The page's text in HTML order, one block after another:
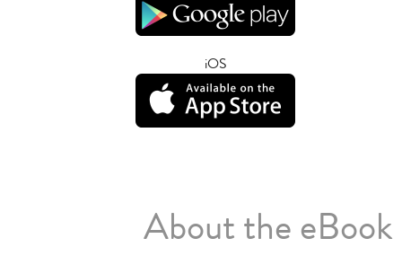
iOS
About the eBook